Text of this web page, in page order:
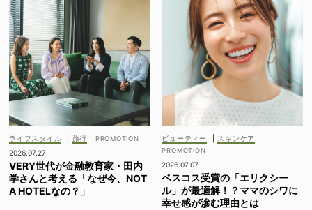
ライフスタイル
旅行
2026.07.27
VERY世代が金融教育家・田内
学さんと考える「なぜ今、NOT
A HOTELなの？」
ビューティー スキンケア
2026.07.07
ベスコス受賞の「エリクシー
ル」が最適解！？ママのシワに
幸せ感が滲む理由とは